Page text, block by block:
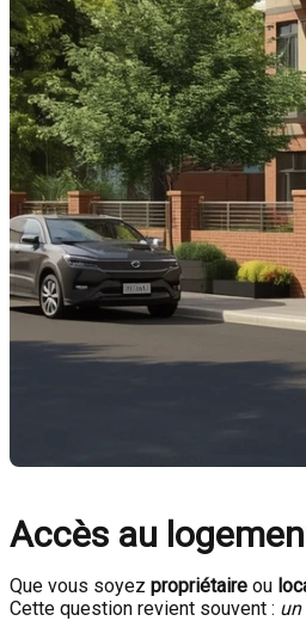
Accès au
Que vous soyez propriétaire ou
Cette question revient souvent : un